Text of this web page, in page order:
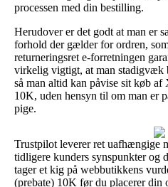
processen med din bestilling.
Herudover er det godt at man er
forhold der gælder for ordren,
returneringsret e-forretningen
virkelig vigtigt, at man stadigvæk
så man altid kan påvise sit køb af
10K, uden hensyn til om man er
pige.
Trustpilot leverer ret uafhængige
tidligere kunders synspunkter og
tager et kig på webbutikkens
(prebate) 10K før du placerer din